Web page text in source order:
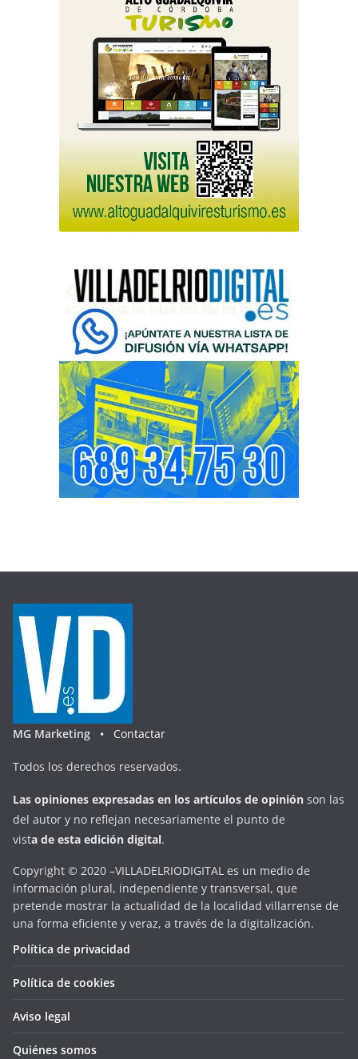
MG Marketing • Contactar
Todos los derechos reservados.
Las opiniones expresadas en los artículos de opinión son las
del autor y no reflejan necesariamente el punto de
vista de esta edición digital.
Copyright © 2020 –VILLADELRIODIGITAL es un medio de
información plural, independiente y transversal, que
pretende mostrar la actualidad de la localidad villarrense de
una forma eficiente y veraz, a través de la digitalización.
Política de privacidad
Política de cookies
Aviso legal
Quiénes somos